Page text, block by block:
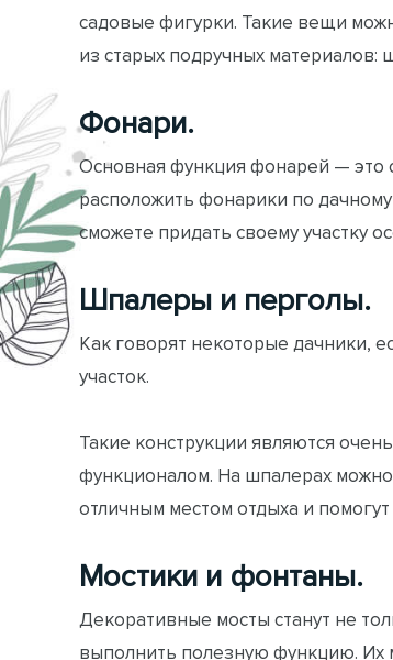
садовые фигурки. Такие вещи
из старых подручных материалов:
Фонари.
Основная функция фонарей — это
расположить фонарики по
сможете придать своему участку
Шпалеры и перголы.
Как говорят некоторые дачники,
участок.
Такие конструкции являются
функционалом. На шпалерах
отличным местом отдыха и
Мостики и фонтаны.
Декоративные мосты станут не
выполнить полезную функцию. Их